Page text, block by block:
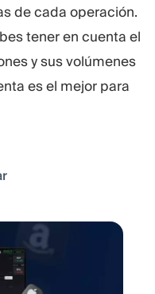
de cada operación.
tener en cuenta el
y sus volúmenes
es el mejor para